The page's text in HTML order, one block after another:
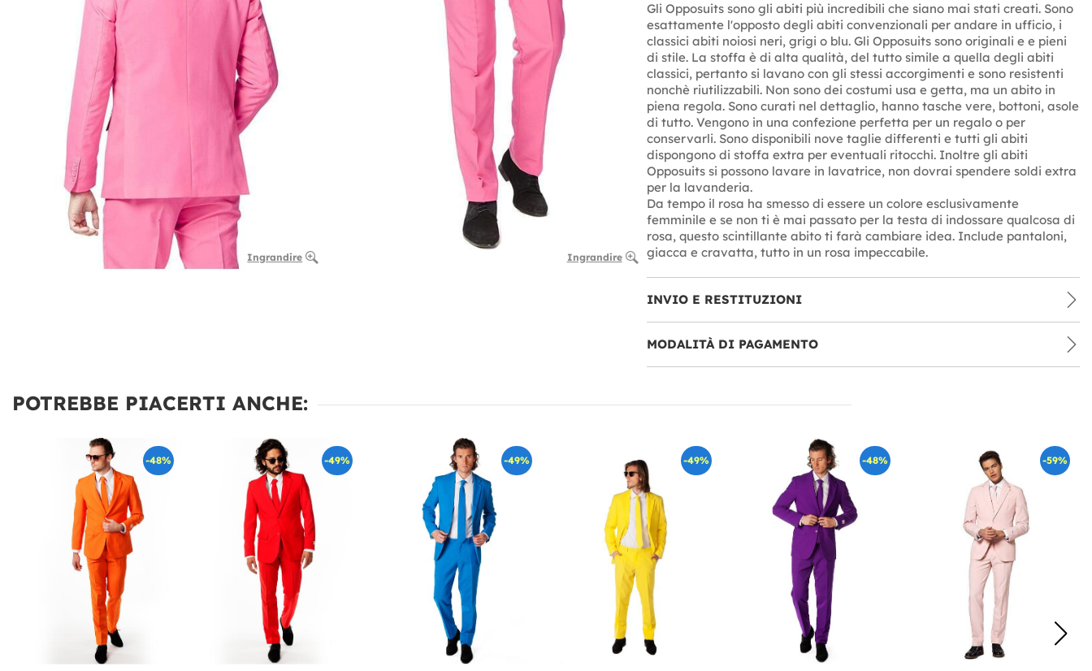
Ingrandire Ingrandire
Gli Opposuits sono gli abiti più incredibili che siano mai stati creati. Sono
esattamente l'opposto degli abiti convenzionali per andare in ufficio, i
classici abiti noiosi neri, grigi o blu. Gli Opposuits sono originali e e pieni
di stile. La stoffa è di alta qualità, del tutto simile a quella degli abiti
classici, pertanto si lavano con gli stessi accorgimenti e sono resistenti
nonchè riutilizzabili. Non sono dei costumi usa e getta, ma un abito in
piena regola. Sono curati nel dettaglio, hanno tasche vere, bottoni, asole
di tutto. Vengono in una confezione perfetta per un regalo o per
conservarli. Sono disponibili nove taglie differenti e tutti gli abiti
dispongono di stoffa extra per eventuali ritocchi. Inoltre gli abiti
Opposuits si possono lavare in lavatrice, non dovrai spendere soldi extra
per la lavanderia.
Da tempo il rosa ha smesso di essere un colore esclusivamente
femminile e se non ti è mai passato per la testa di indossare qualcosa di
rosa, questo scintillante abito ti farà cambiare idea. Include pantaloni,
giacca e cravatta, tutto in un rosa impeccabile.
INVIO E RESTITUZIONI
MODALITÀ DI PAGAMENTO
POTREBBE PIACERTI ANCHE:
-48% -49% -49% -49% -48% -59%